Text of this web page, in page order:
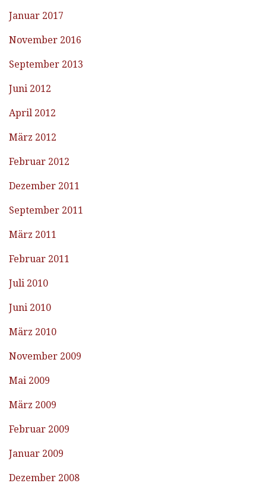
Januar 2017
November 2016
September 2013
Juni 2012
April 2012
März 2012
Februar 2012
Dezember 2011
September 2011
März 2011
Februar 2011
Juli 2010
Juni 2010
März 2010
November 2009
Mai 2009
März 2009
Februar 2009
Januar 2009
Dezember 2008